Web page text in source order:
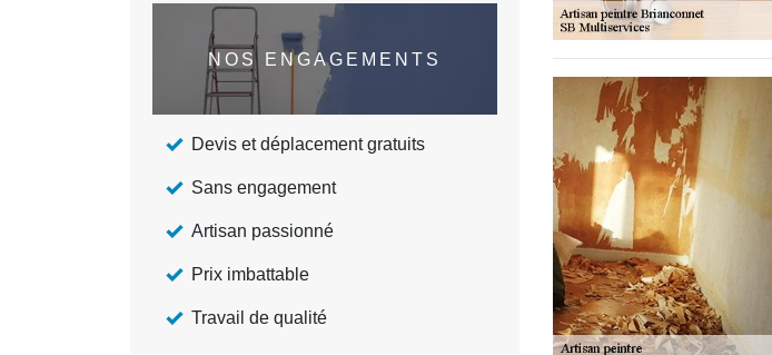
NOS ENGAGEMENTS
Devis et déplacement gratuits
Sans engagement
Artisan passionné
Prix imbattable
Travail de qualité